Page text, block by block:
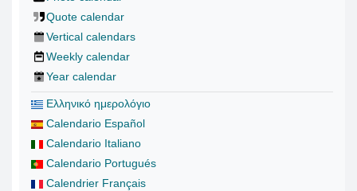
Quote calendar
Vertical calendars
Weekly calendar
Year calendar
Ελληνικό ημερολόγιο
Calendario Español
Calendario Italiano
Calendario Portugués
Calendrier Français